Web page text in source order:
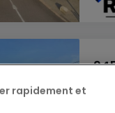
rapidement et